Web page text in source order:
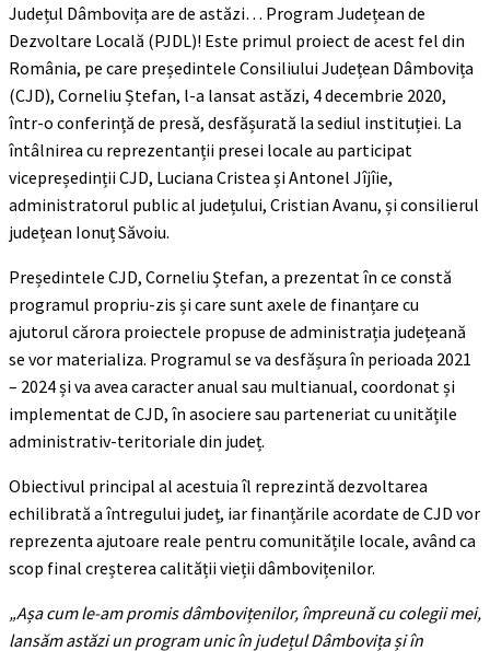
Județul Dâmbovița are de astăzi… Program Județean de
Dezvoltare Locală (PJDL)! Este primul proiect de acest fel din
România, pe care președintele Consiliului Județean Dâmbovița
(CJD), Corneliu Ștefan, l-a lansat astăzi, 4 decembrie 2020,
într-o conferință de presă, desfășurată la sediul instituției. La
întâlnirea cu reprezentanții presei locale au participat
vicepreședinții CJD, Luciana Cristea și Antonel Jîjîie,
administratorul public al județului, Cristian Avanu, și consilierul
județean Ionuț Săvoiu.
Președintele CJD, Corneliu Ștefan, a prezentat în ce constă
programul propriu-zis și care sunt axele de finanțare cu
ajutorul cărora proiectele propuse de administrația județeană
se vor materializa. Programul se va desfășura în perioada 2021
– 2024 și va avea caracter anual sau multianual, coordonat și
implementat de CJD, în asociere sau parteneriat cu unitățile
administrativ-teritoriale din județ.
Obiectivul principal al acestuia îl reprezintă dezvoltarea
echilibrată a întregului județ, iar finanțările acordate de CJD vor
reprezenta ajutoare reale pentru comunitățile locale, având ca
scop final creșterea calității vieții dâmbovițenilor.
„Așa cum le-am promis dâmbovițenilor, împreună cu colegii mei,
lansăm astăzi un program unic în județul Dâmbovița și în